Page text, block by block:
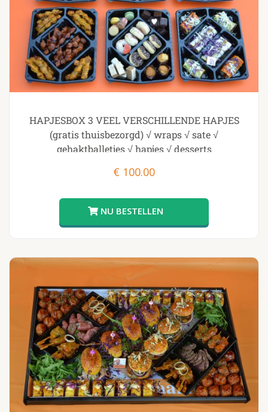
HAPJESBOX 3 VEEL VERSCHILLENDE HAPJES
(gratis thuisbezorgd) √ wraps √ sate √
gehaktballetjes √ hapjes √ desserts
€ 100.00